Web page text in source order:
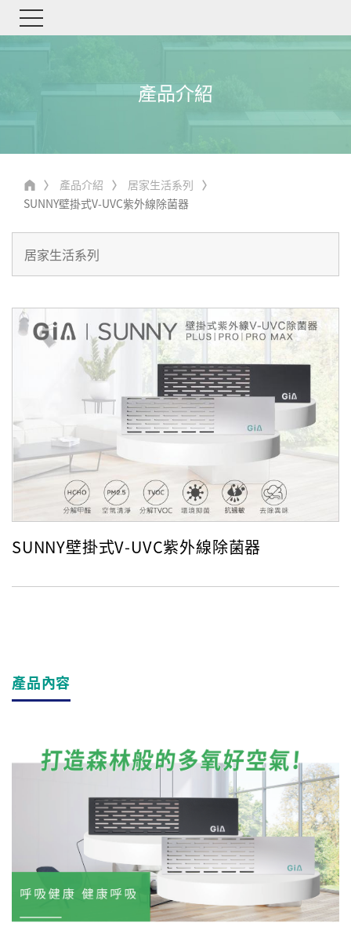
產品介紹
產品介紹
居家生活系列
SUNNY壁掛式V-UVC紫外線除菌器
SUNNY壁掛式V-UVC紫外線除菌器
產品內容